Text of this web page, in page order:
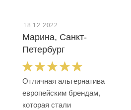
18.12.2022
Марина, Санкт-
Петербург
Отличная альтернатива
европейским брендам,
которая стали